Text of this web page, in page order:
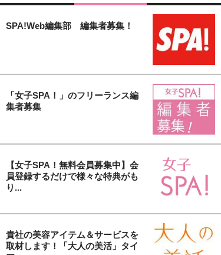
SPA!Web編集部 編集者募集！
「女子SPA！」のフリーランス編
集者募集
【女子SPA！無料会員募集中】会
員登録するだけで様々な特典がも
り...
貴社の美容アイテム＆サービスを
取材します！「大人の美活」タイ